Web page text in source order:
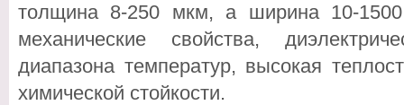
толщина 8-250 мкм, а ширина 10-
механические свойства,
диапазона температур, высокая
химической стойкости.